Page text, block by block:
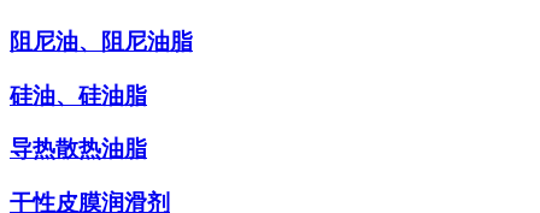
阻尼油、阻尼油脂
硅油、硅油脂
导热散热油脂
干性皮膜润滑剂